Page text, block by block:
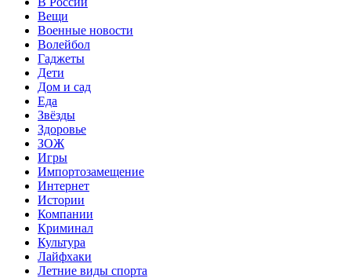
Вещи
Военные новости
Волейбол
Гаджеты
Дети
Дом и сад
Еда
Звёзды
Здоровье
ЗОЖ
Игры
Импортозамещение
Интернет
Истории
Компании
Криминал
Культура
Лайфхаки
Летние виды спорта